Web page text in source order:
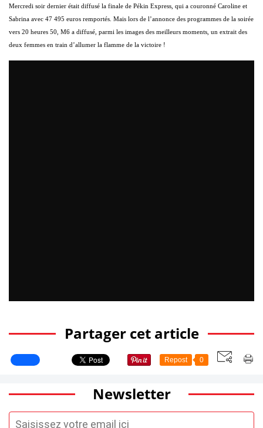
Mercredi soir dernier était diffusé la finale de Pékin Express, qui a couronné Caroline et
Sabrina avec 47 495 euros remportés. Mais lors de l’annonce des programmes de la soirée
vers 20 heures 50, M6 a diffusé, parmi les images des meilleurs moments, un extrait des
deux femmes en train d’allumer la flamme de la victoire !
Partager cet article
Repost 0
Newsletter